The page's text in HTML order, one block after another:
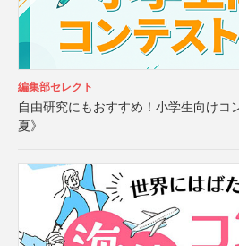
編集部セレクト
自由研究にもおすすめ！小学生向けコ
夏》